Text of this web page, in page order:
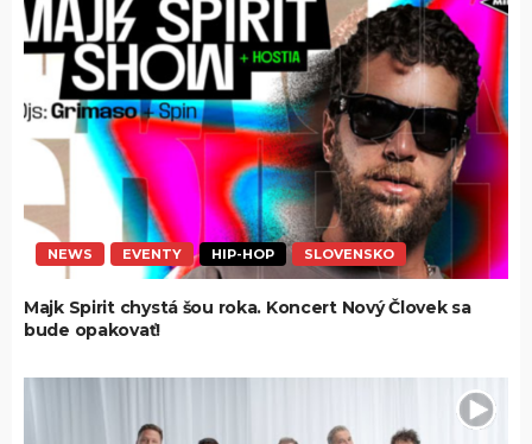
NEWS EVENTY HIP-HOP SLOVENSKO
Majk Spirit chystá šou roka. Koncert Nový Človek sa
bude opakovať!